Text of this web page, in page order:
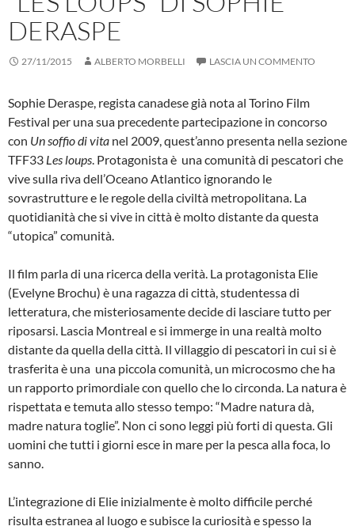
DERASPE
27/11/2015 ALBERTO MORBELLI LASCIA UN COMMENTO
Sophie Deraspe, regista canadese già nota al Torino Film
Festival per una sua precedente partecipazione in concorso
con Un soffio di vita nel 2009, quest’anno presenta nella sezione
TFF33 Les loups. Protagonista è una comunità di pescatori che
vive sulla riva dell’Oceano Atlantico ignorando le
sovrastrutture e le regole della civiltà metropolitana. La
quotidianità che si vive in città è molto distante da questa
“utopica” comunità.
Il film parla di una ricerca della verità. La protagonista Elie
(Evelyne Brochu) è una ragazza di città, studentessa di
letteratura, che misteriosamente decide di lasciare tutto per
riposarsi. Lascia Montreal e si immerge in una realtà molto
distante da quella della città. Il villaggio di pescatori in cui si è
trasferita è una una piccola comunità, un microcosmo che ha
un rapporto primordiale con quello che lo circonda. La natura è
rispettata e temuta allo stesso tempo: “Madre natura dà,
madre natura toglie”. Non ci sono leggi più forti di questa. Gli
uomini che tutti i giorni esce in mare per la pesca alla foca, lo
sanno.
L’integrazione di Elie inizialmente è molto difficile perché
risulta estranea al luogo e subisce la curiosità e spesso la